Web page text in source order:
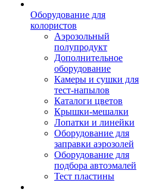
Оборудование для
колористов
Аэрозольный
полупродукт
Дополнительное
оборудование
Камеры и сушки для
тест-напылов
Каталоги цветов
Крышки-мешалки
Лопатки и линейки
Оборудование для
заправки аэрозолей
Оборудование для
подбора автоэмалей
Тест пластины